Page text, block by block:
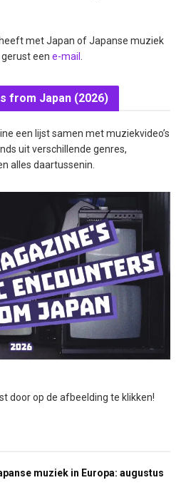
met Japan of Japanse muziek
een e-mail
from Japan (2026)
een lijst samen met muziekvideo’s
uit verschillende genres,
alles daartussenin.
door op de afbeelding te klikken!
muziek in Europa: augustus